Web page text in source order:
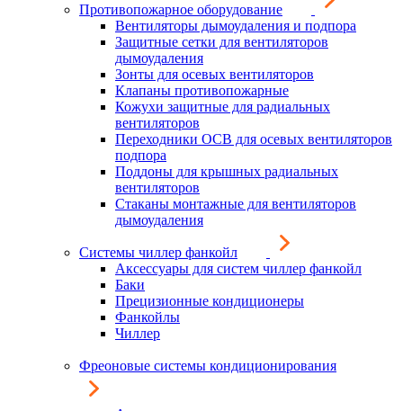
Противопожарное оборудование
Вентиляторы дымоудаления и подпора
Защитные сетки для вентиляторов
дымоудаления
Зонты для осевых вентиляторов
Клапаны противопожарные
Кожухи защитные для радиальных
вентиляторов
Переходники ОСВ для осевых вентиляторов
подпора
Поддоны для крышных радиальных
вентиляторов
Стаканы монтажные для вентиляторов
дымоудаления
Системы чиллер фанкойл
Аксессуары для систем чиллер фанкойл
Баки
Прецизионные кондиционеры
Фанкойлы
Чиллер
Фреоновые системы кондиционирования